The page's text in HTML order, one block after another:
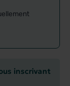
inscrivant